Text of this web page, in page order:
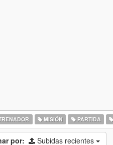
MISIÓN PARTIDA
por: Subidas recientes